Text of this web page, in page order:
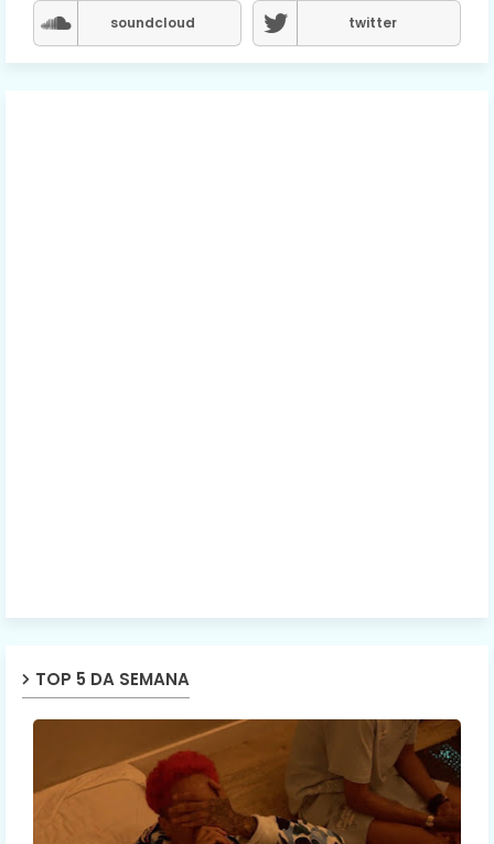
soundcloud twitter
TOP 5 DA SEMANA